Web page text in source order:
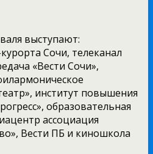
выступают:
Сочи, телеканал
«Вести Сочи»,
институт повышения
образовательная
ассоциация
Вести ПБ и киношкола